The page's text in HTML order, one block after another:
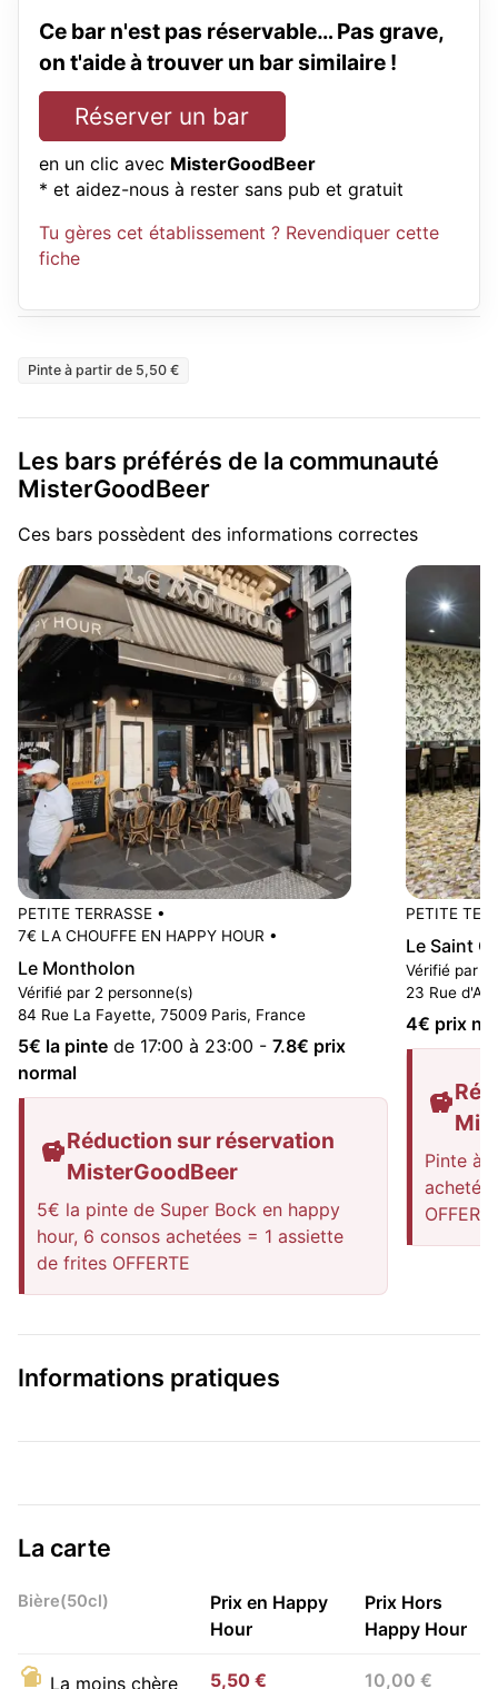
Ce bar n'est pas réservable… Pas grave,
on t'aide à trouver un bar similaire !
Réserver un bar
en un clic avec MisterGoodBeer
* et aidez-nous à rester sans pub et gratuit
Tu gères cet établissement ? Revendiquer cette
fiche
Pinte à partir de 5,50 €
Les bars préférés de la communauté
MisterGoodBeer
Ces bars possèdent des informations correctes
PETITE TERRASSE •
7€ LA CHOUFFE EN HAPPY HOUR •
Le Montholon
Vérifié par 2 personne(s)
84 Rue La Fayette, 75009 Paris, France
5€ la pinte de 17:00 à 23:00 - 7.8€ prix
normal
Réduction sur réservation
MisterGoodBeer
5€ la pinte de Super Bock en happy
hour, 6 consos achetées = 1 assiette
de frites OFFERTE
PETITE
Le Saint
Vérifié par 7
23 Rue
4€ prix
Pinte à
Informations pratiques
La carte
Bière(50cl)
Prix en Happy
Hour
Prix Hors
Happy Hour
La moins chère 5,50 € 10,00 €